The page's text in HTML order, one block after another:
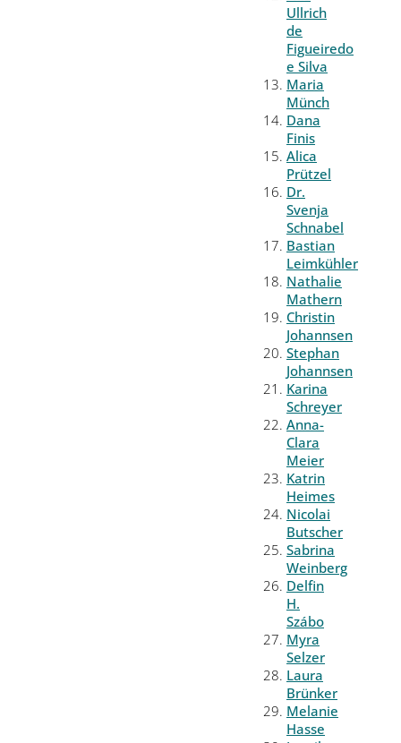
Ullrich
de
Figueiredo
e Silva
Maria
Münch
Dana
Finis
Alica
Prützel
Dr.
Svenja
Schnabel
Bastian
Leimkühler
Nathalie
Mathern
Christin
Johannsen
Stephan
Johannsen
Karina
Schreyer
Anna-
Clara
Meier
Katrin
Heimes
Nicolai
Butscher
Sabrina
Weinberg
Delfin
H.
Szábo
Myra
Selzer
Laura
Brünker
Melanie
Hasse